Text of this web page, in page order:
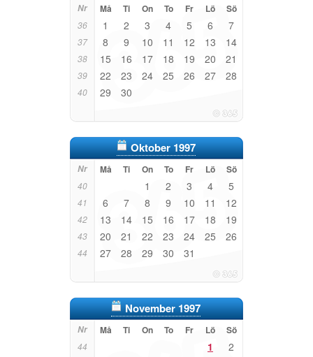
Nr Må Ti On To Fr Lö Sö
36 1 2 3 4 5 6 7
37 8 9 10 11 12 13 14
38 15 16 17 18 19 20 21
39 22 23 24 25 26 27 28
40 29 30
Oktober 1997
Nr Må Ti On To Fr Lö Sö
40 1 2 3 4 5
41 6 7 8 9 10 11 12
42 13 14 15 16 17 18 19
43 20 21 22 23 24 25 26
44 27 28 29 30 31
November 1997
Nr Må Ti On To Fr Lö Sö
44 1 2